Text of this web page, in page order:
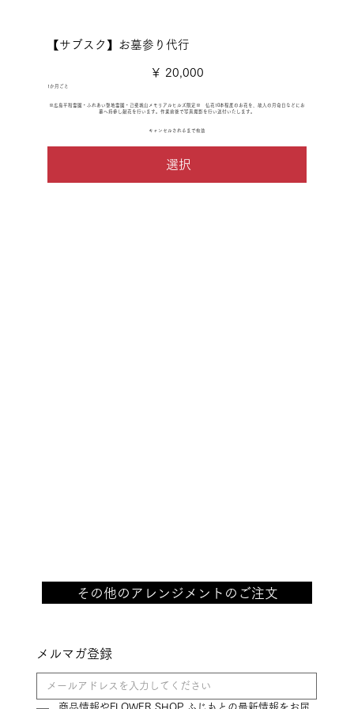
その他のアレンジメントのご注文
【サブスク】お墓参り代行
￥ 20,000
1か月ごと
※広島平和霊園・ふれあい聖地霊園・己斐城山メモリアルヒルズ限定※ 仏花10本程度のお花を、故人の月命日などにお
墓へ持参し献花を行います。作業前後で写真撮影を行い送付いたします。
キャンセルされるまで有効
選択
メルマガ登録